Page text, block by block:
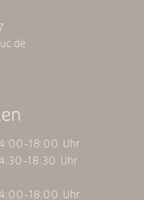
18:00 Uhr
18:30 Uhr
18:00 Uhr